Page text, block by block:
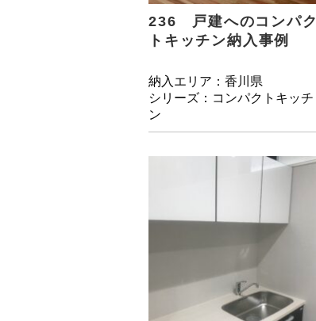
236 戸建へのコンパク
トキッチン納入事例
納入エリア：香川県
シリーズ：コンパクトキッチ
ン